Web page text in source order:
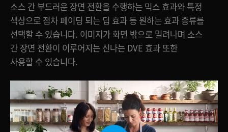
소스 간 부드러운 장면 전환을 수행하는 믹스 효과와 특정
색상으로 점차 페이딩 되는 딥 효과 등 원하는 효과 종류를
선택할 수 있습니다. 이미지가 화면 밖으로 밀려나며 소스
간 장면 전환이 이루어지는 신나는 DVE 효과 또한
사용할 수 있습니다.